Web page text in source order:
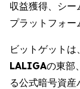
収益獲得、シ
プラットフォー
ビットゲット
LALIGAの東部
る公式暗号資